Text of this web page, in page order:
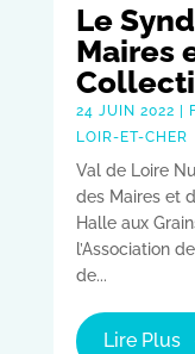
Le
Maires
24 JUIN 2022
LOIR-ET-CHER
Val de Loire
des Maires et
Halle aux
l’Association
de...
Lire Plus